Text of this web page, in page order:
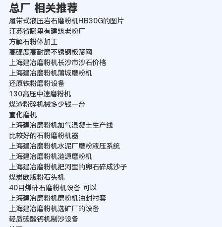
总厂 相关推荐
履带式液压岩石磨粉机HB30G的图片
江苏省哪里有建筑老粉厂
方解石粉体加工
高硬度高耐磨不锈钢板筛网
上海建冶磨粉机长沙市沙石价格
上海建冶磨粉机蒲城磨粉机
还原铁粉磨粉设备
130高压中速磨粉机
煤渣粉碎机械多少钱一台
宣化磨机
上海建冶磨粉机加气混凝土生产线
比较好的石粉磨粉机器
上海建冶磨粉机水泥厂磨粉液压系统
上海建冶磨粉机涟源磨粉机
上海建冶磨粉机把河里的卵石碎成沙子
煤炭欧版粉石头机
40目煤矸石磨粉机设备 可以
上海建冶磨粉机磨粉机油封衬套
上海建冶磨粉机选矿厂的设备
轻质碳酸钙机制沙设备